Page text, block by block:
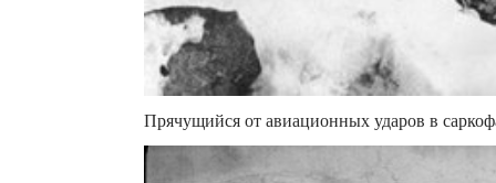
Прячущийся от авиационных ударов в